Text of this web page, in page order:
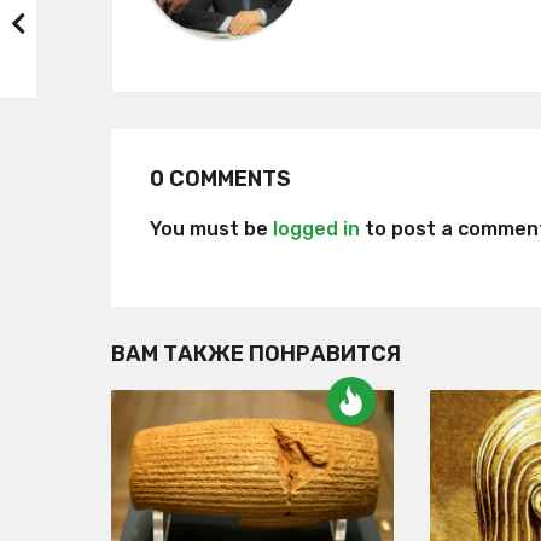
o
0 COMMENTS
You must be logged in to post a
ВАМ ТАКЖЕ ПОНРАВИТСЯ